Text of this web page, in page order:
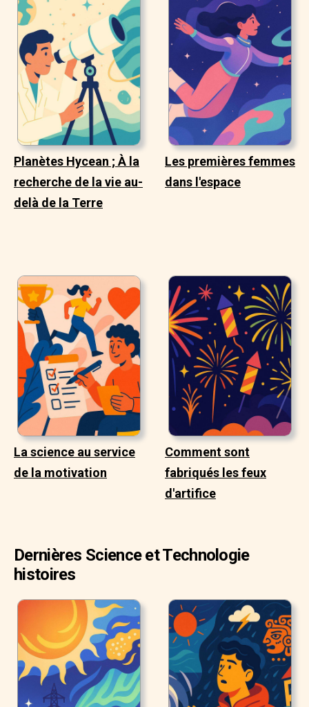
Planètes Hycean ; À la
recherche de la vie au-
delà de la Terre
Les premières femmes
dans l'espace
La science au service
de la motivation
Comment sont
fabriqués les feux
d'artifice
Dernières Science et Technologie
histoires